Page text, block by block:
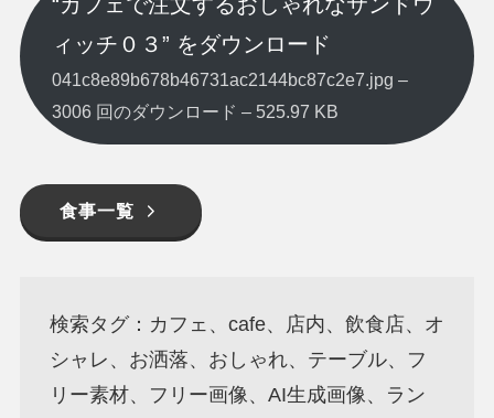
ィッチ０３” をダウンロード
041c8e89b678b46731ac2144bc87c2e7.jpg –
3006 回のダウンロード – 525.97 KB
食事一覧
検索タグ：カフェ、cafe、店内、飲食店、オ
シャレ、お洒落、おしゃれ、テーブル、フ
リー素材、フリー画像、AI生成画像、ラン